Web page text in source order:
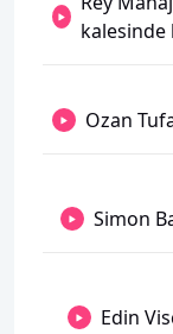
kalesinde
Ozan
Simon
Edin